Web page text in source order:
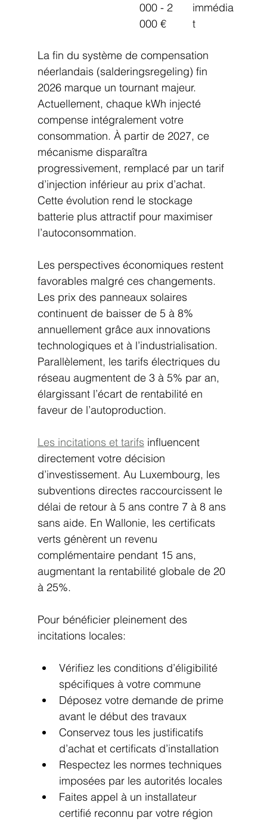
000 - 2
000 €
immédia
t
La fin du système de compensation
néerlandais (salderingsregeling) fin
2026 marque un tournant majeur.
Actuellement, chaque kWh injecté
compense intégralement votre
consommation. À partir de 2027, ce
mécanisme disparaîtra
progressivement, remplacé par un tarif
d’injection inférieur au prix d’achat.
Cette évolution rend le stockage
batterie plus attractif pour maximiser
l’autoconsommation.
Les perspectives économiques restent
favorables malgré ces changements.
Les prix des panneaux solaires
continuent de baisser de 5 à 8%
annuellement grâce aux innovations
technologiques et à l’industrialisation.
Parallèlement, les tarifs électriques du
réseau augmentent de 3 à 5% par an,
élargissant l’écart de rentabilité en
faveur de l’autoproduction.
Les incitations et tarifs influencent
directement votre décision
d’investissement. Au Luxembourg, les
subventions directes raccourcissent le
délai de retour à 5 ans contre 7 à 8 ans
sans aide. En Wallonie, les certificats
verts génèrent un revenu
complémentaire pendant 15 ans,
augmentant la rentabilité globale de 20
à 25%.
Pour bénéficier pleinement des
incitations locales:
Vérifiez les conditions d’éligibilité
spécifiques à votre commune
Déposez votre demande de prime
avant le début des travaux
Conservez tous les justificatifs
d’achat et certificats d’installation
Respectez les normes techniques
imposées par les autorités locales
Faites appel à un installateur
certifié reconnu par votre région